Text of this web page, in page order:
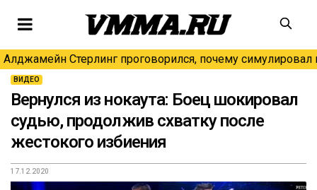
Алджамейн Стерлинг проговорился, почему симулировал
ВИДЕО
Вернулся из нокаута: Боец шокировал
судью, продолжив схватку после
жестокого избиения
17.12.2020